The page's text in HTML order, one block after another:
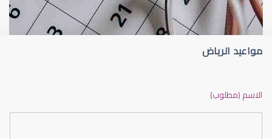
الشبكية في العين
مواعيد الرياض
الاسم (مطلوب)